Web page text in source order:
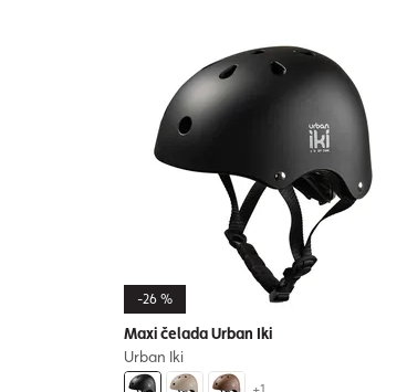
-26 %
Maxi čelada Urban Iki
Urban Iki